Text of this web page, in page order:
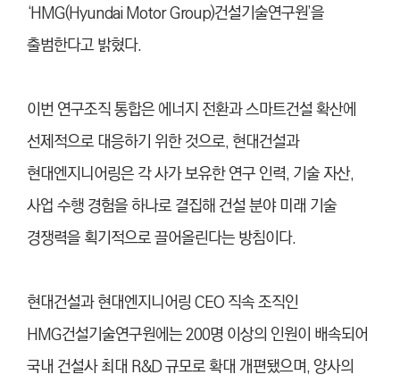
‘HMG(Hyundai Motor Group)건설기술연구원’을
출범한다고 밝혔다.
이번 연구조직 통합은 에너지 전환과 스마트건설 확산에
선제적으로 대응하기 위한 것으로, 현대건설과
현대엔지니어링은 각 사가 보유한 연구 인력, 기술 자산,
사업 수행 경험을 하나로 결집해 건설 분야 미래 기술
경쟁력을 획기적으로 끌어올린다는 방침이다.
현대건설과 현대엔지니어링 CEO 직속 조직인
HMG건설기술연구원에는 200명 이상의 인원이 배속되어
국내 건설사 최대 R&D 규모로 확대 개편됐으며, 양사의